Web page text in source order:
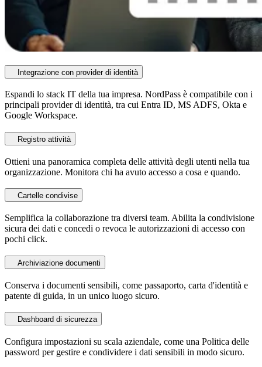
Integrazione con provider di identità
Espandi lo stack IT della tua impresa. NordPass è compatibile con i
principali provider di identità, tra cui Entra ID, MS ADFS, Okta e
Google Workspace.
Registro attività
Ottieni una panoramica completa delle attività degli utenti nella tua
organizzazione. Monitora chi ha avuto accesso a cosa e quando.
Cartelle condivise
Semplifica la collaborazione tra diversi team. Abilita la condivisione
sicura dei dati e concedi o revoca le autorizzazioni di accesso con
pochi click.
Archiviazione documenti
Conserva i documenti sensibili, come passaporto, carta d'identità e
patente di guida, in un unico luogo sicuro.
Dashboard di sicurezza
Configura impostazioni su scala aziendale, come una Politica delle
password per gestire e condividere i dati sensibili in modo sicuro.